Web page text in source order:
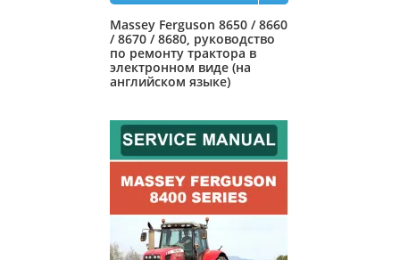
Massey Ferguson 8650 / 8660
/ 8670 / 8680, руководство
по ремонту трактора в
электронном виде (на
английском языке)